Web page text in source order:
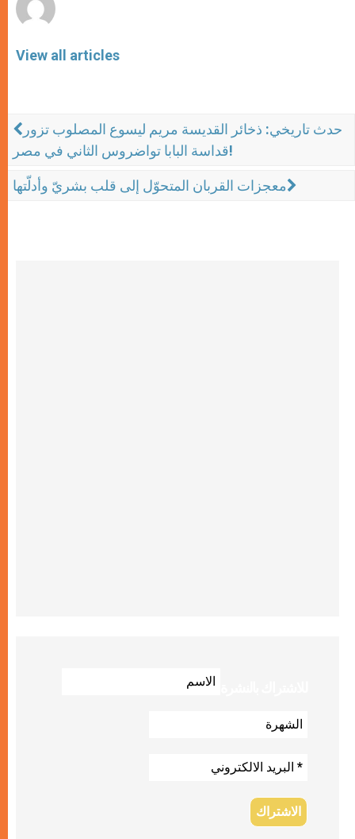
View all articles
حدث تاريخي: ذخائر القديسة مريم ليسوع المصلوب تزور
قداسة البابا تواضروس الثاني في مصر!
معجزات القربان المتحوّل إلى قلب بشريّ وأدلّتها